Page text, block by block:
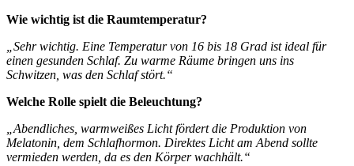
Wie wichtig ist die Raumtemperatur?
„Sehr wichtig. Eine Temperatur von 16 bis 18 Grad ist ideal für
einen gesunden Schlaf. Zu warme Räume bringen uns ins
Schwitzen, was den Schlaf stört.“
Welche Rolle spielt die Beleuchtung?
„Abendliches, warmweißes Licht fördert die Produktion von
Melatonin, dem Schlafhormon. Direktes Licht am Abend sollte
vermieden werden, da es den Körper wachhält.“